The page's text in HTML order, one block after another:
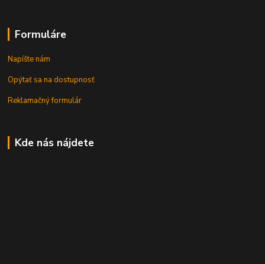
Formuláre
Napíšte nám
Opýtať sa na dostupnosť
Reklamačný formulár
Kde nás nájdete